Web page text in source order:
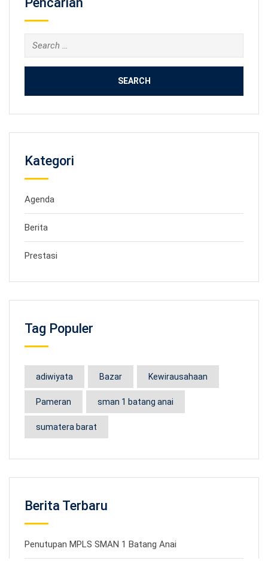
Search
for:
Kategori
Agenda
Berita
Prestasi
Tag Populer
adiwiyata Bazar Kewirausahaan
Pameran sman 1 batang anai
sumatera barat
Berita Terbaru
Penutupan MPLS SMAN 1 Batang Anai